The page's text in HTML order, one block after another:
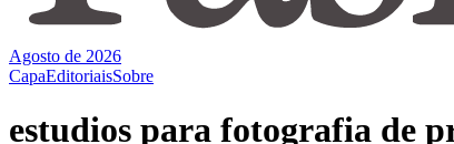
Agosto de 2026
CapaEditoriaisSobre
estudios para fotografia de